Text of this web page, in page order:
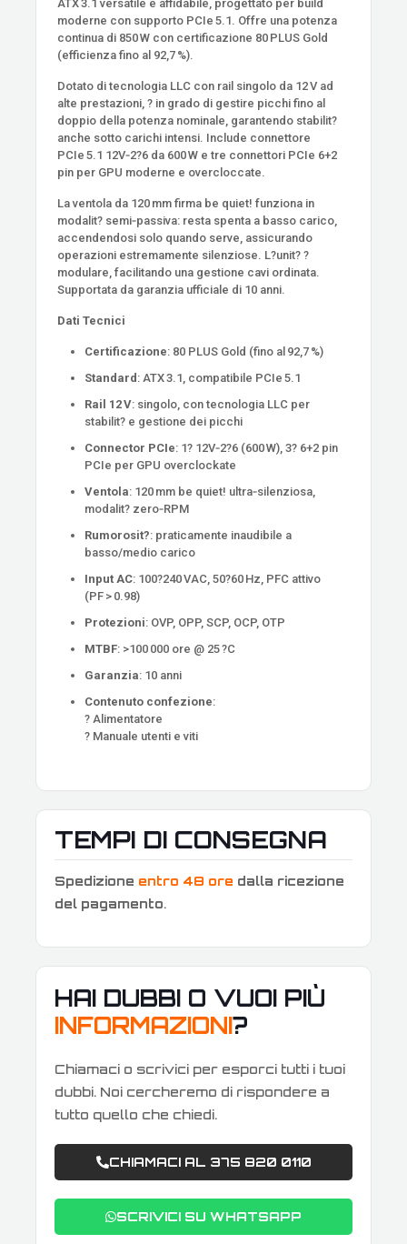
ATX 3.1 versatile e affidabile, progettato per build
moderne con supporto PCIe 5.1. Offre una potenza
continua di 850 W con certificazione 80 PLUS Gold
(efficienza fino al 92,7 %).
Dotato di tecnologia LLC con rail singolo da 12 V ad
alte prestazioni, ? in grado di gestire picchi fino al
doppio della potenza nominale, garantendo stabilit?
anche sotto carichi intensi. Include connettore
PCIe 5.1 12V‑2?6 da 600 W e tre connettori PCIe 6+2
pin per GPU moderne e overcloccate.
La ventola da 120 mm firma be quiet! funziona in
modalit? semi‑passiva: resta spenta a basso carico,
accendendosi solo quando serve, assicurando
operazioni estremamente silenziose. L?unit? ?
modulare, facilitando una gestione cavi ordinata.
Supportata da garanzia ufficiale di 10 anni.
Dati Tecnici
Certificazione: 80 PLUS Gold (fino al 92,7 %)
Standard: ATX 3.1, compatibile PCIe 5.1
Rail 12 V: singolo, con tecnologia LLC per
stabilit? e gestione dei picchi
Connector PCIe: 1? 12V‑2?6 (600 W), 3? 6+2 pin
PCIe per GPU overclockate
Ventola: 120 mm be quiet! ultra‑silenziosa,
modalit? zero‑RPM
Rumorosit?: praticamente inaudibile a
basso/medio carico
Input AC: 100?240 VAC, 50?60 Hz, PFC attivo
(PF > 0.98)
Protezioni: OVP, OPP, SCP, OCP, OTP
MTBF: >100 000 ore @ 25 ?C
Garanzia: 10 anni
Contenuto confezione:
? Alimentatore
? Manuale utenti e viti
TEMPI DI CONSEGNA
Spedizione entro 48 ore dalla ricezione
del pagamento.
HAI DUBBI O VUOI PIÙ
INFORMAZIONI?
Chiamaci o scrivici per esporci tutti i tuoi
dubbi. Noi cercheremo di rispondere a
tutto quello che chiedi.
CHIAMACI AL 375 820 0110
SCRIVICI SU WHATSAPP